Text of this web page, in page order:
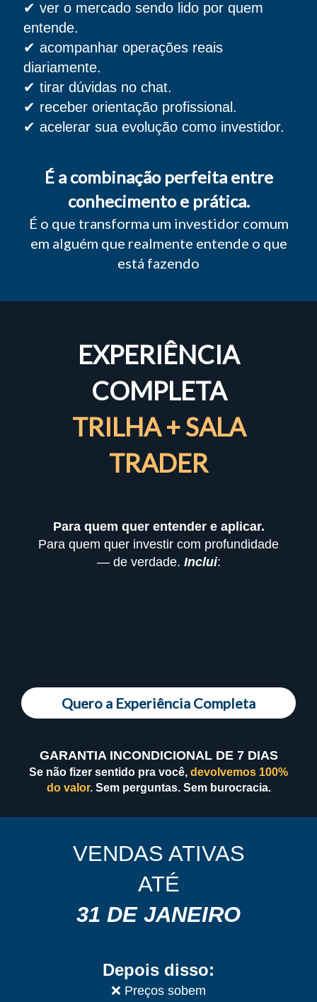
✔ ver o mercado sendo lido por quem
entende.
✔ acompanhar operações reais
diariamente.
✔ tirar dúvidas no chat.
✔ receber orientação profissional.
✔ acelerar sua evolução como investidor.
É a combinação perfeita entre
conhecimento e prática.
É o que transforma um investidor comum
em alguém que realmente entende o que
está fazendo
EXPERIÊNCIA
COMPLETA
TRILHA + SALA
TRADER
Para quem quer entender e aplicar.
Para quem quer investir com profundidade
— de verdade. Inclui:
Quero a Experiência Completa
GARANTIA INCONDICIONAL DE 7 DIAS
Se não fizer sentido pra você, devolvemos 100%
do valor.Sem perguntas. Sem burocracia.
VENDAS ATIVAS
ATÉ
31 DE JANEIRO
Depois disso:
❌ Preços sobem